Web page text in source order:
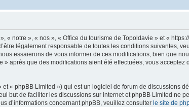
« notre », « nos », « Office du tourisme de Topoldavie » et «
légalement responsable de toutes les conditions suivantes,
essaierons de vous informer de ces modifications, bien que
après que des modifications aient été effectuées, vous
« phpBB Limited ») qui est un logiciel de forum de discussions
but de faciliter les discussions sur internet et phpBB Limited ne
d’informations concernant phpBB, veuillez consulter le site de